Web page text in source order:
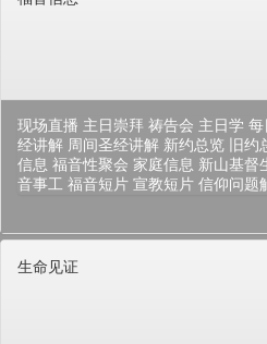
现场直播 主日崇拜 祷告会 主日学 每
经讲解 周间圣经讲解 新约总览 旧约
信息 福音性聚会 家庭信息 新山基督
音事工 福音短片 宣教短片 信仰问题
生命见证